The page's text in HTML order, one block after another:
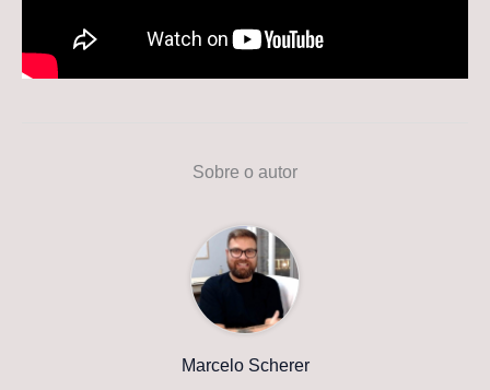
Sobre o autor
Marcelo Scherer